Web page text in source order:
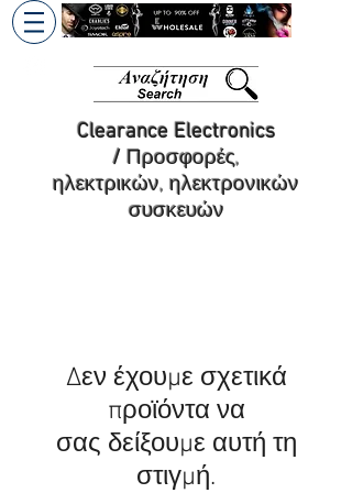
Clearance Electronics
/ Προσφορές,
ηλεκτρικών, ηλεκτρονικών
συσκευών
Δεν έχουμε σχετικά
προϊόντα να
σας δείξουμε αυτή τη
στιγμή.